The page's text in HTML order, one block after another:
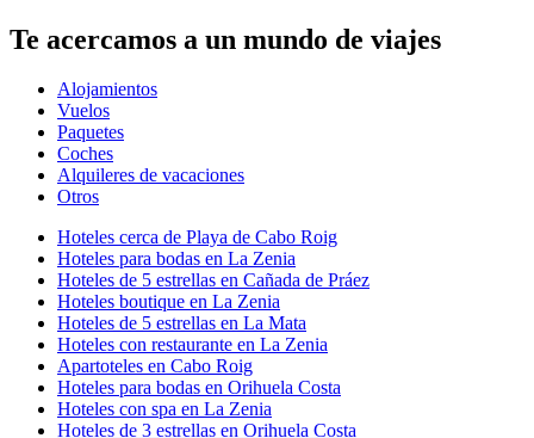
Te acercamos a un mundo de viajes
Alojamientos
Vuelos
Paquetes
Coches
Alquileres de vacaciones
Otros
Hoteles cerca de Playa de Cabo Roig
Hoteles para bodas en La Zenia
Hoteles de 5 estrellas en Cañada de Práez
Hoteles boutique en La Zenia
Hoteles de 5 estrellas en La Mata
Hoteles con restaurante en La Zenia
Apartoteles en Cabo Roig
Hoteles para bodas en Orihuela Costa
Hoteles con spa en La Zenia
Hoteles de 3 estrellas en Orihuela Costa